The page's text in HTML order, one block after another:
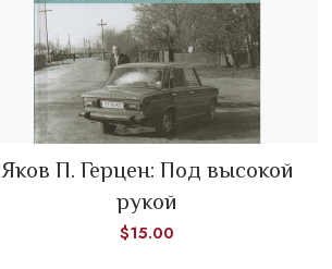
ADD TO CART
Яков П. Герцен: Под высокой
рукой
$15.00